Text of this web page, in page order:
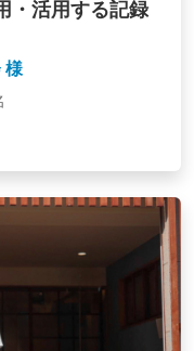
・活用する記録
様